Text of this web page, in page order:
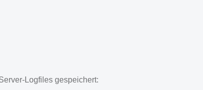
Logfiles gespeichert: